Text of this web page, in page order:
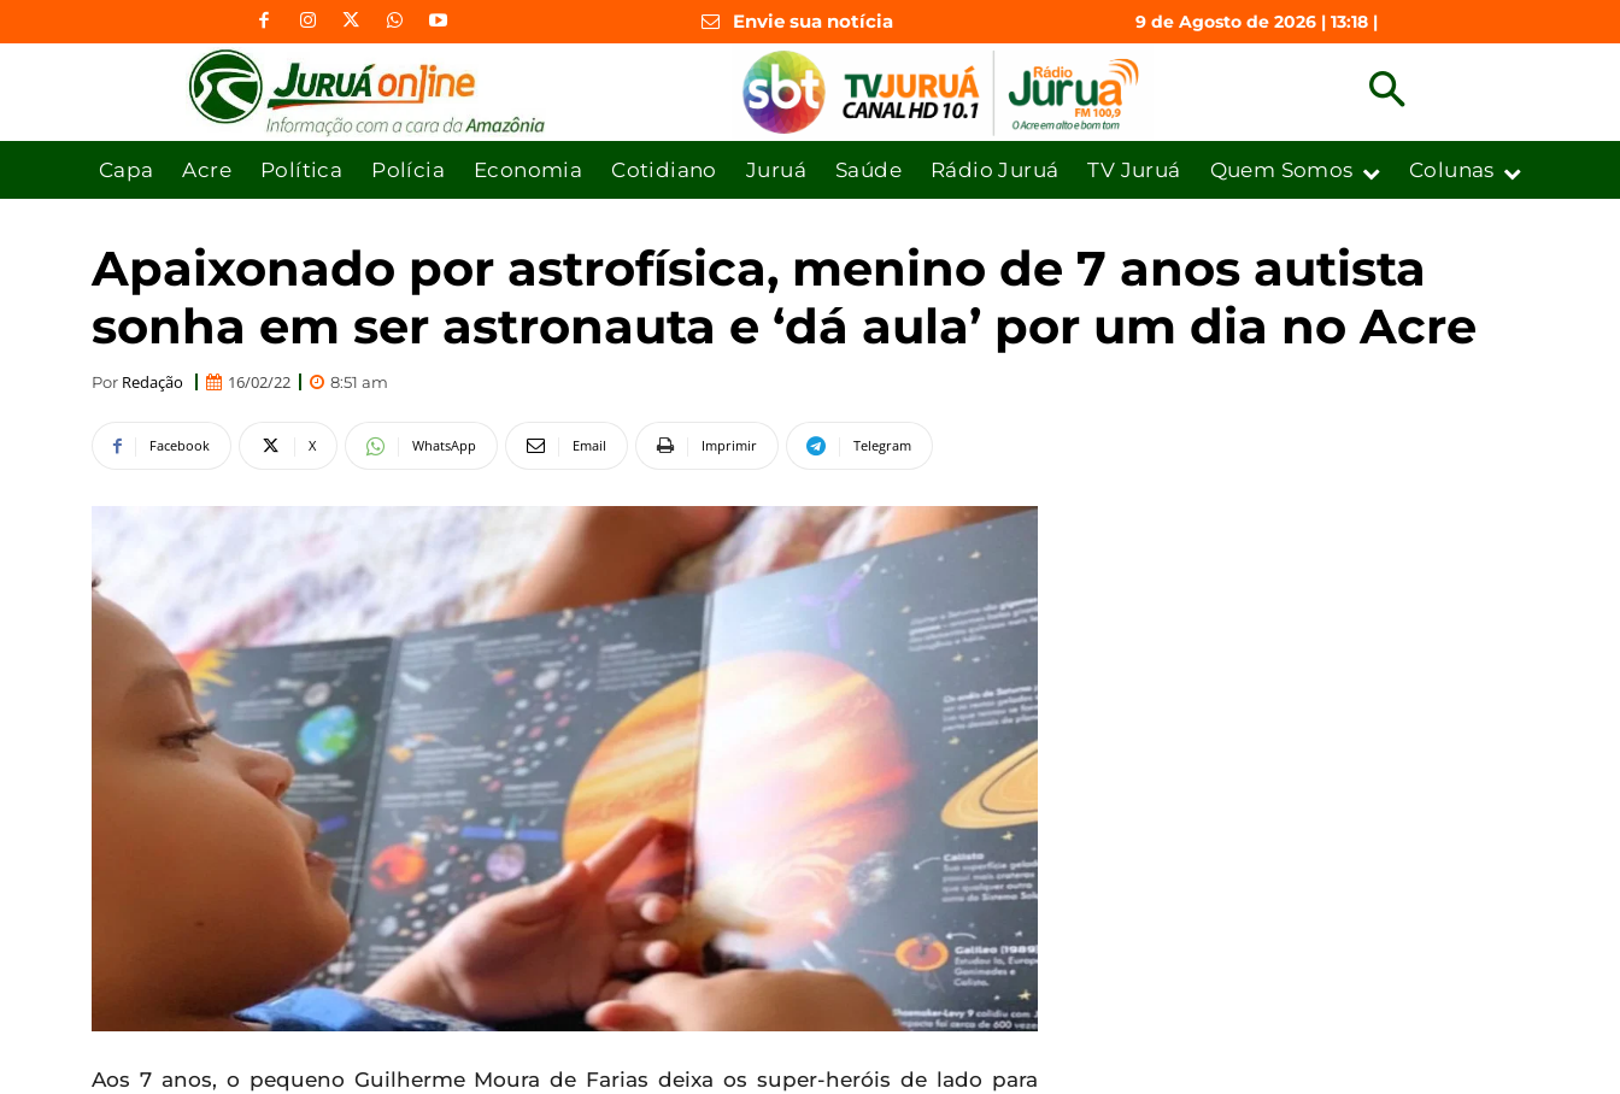
Envie sua notícia 9 de Agosto de 2026 | 13:18 |
Capa Acre Política Polícia Economia Cotidiano Juruá Saúde Rádio Juruá TV Juruá Quem Somos Colunas
Apaixonado por astrofísica, menino de 7 anos autista
sonha em ser astronauta e ‘dá aula’ por um dia no Acre
Por Redação 16/02/22 8:51 am
Facebook X WhatsApp Email Imprimir Telegram
Aos 7 anos, o pequeno Guilherme Moura de Farias deixa os super-heróis de lado para